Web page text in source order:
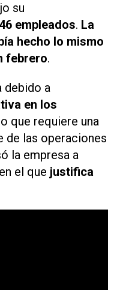
su
empleados. La
hecho lo mismo
febrero.
debido a
en los
que requiere una
de las operaciones
la empresa a
el que justifica